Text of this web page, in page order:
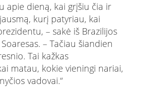
apie dieną, kai grįšiu čia ir
kurį patyriau, kai
– sakė iš Brazilijos
– Tačiau šiandien
Tai kažkas
matau, kokie vieningi nariai,
vadovai.“